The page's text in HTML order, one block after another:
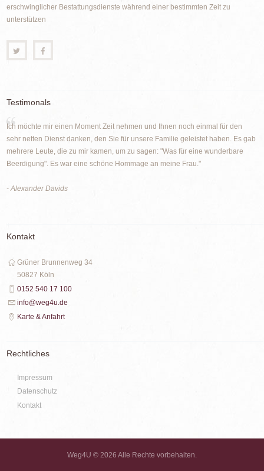
erschwinglicher Bestattungsdienste während einer bestimmten Zeit zu
unterstützen
Testimonals
Ich möchte mir einen Moment Zeit nehmen und Ihnen noch einmal für den
sehr netten Dienst danken, den Sie für unsere Familie geleistet haben. Es gab
mehrere Leute, die zu mir kamen, um zu sagen: "Was für eine wunderbare
Beerdigung". Es war eine schöne Hommage an meine Frau."
- Alexander Davids
Kontakt
Grüner Brunnenweg 34
50827 Köln
0152 540 17 100
info@weg4u.de
Karte & Anfahrt
Rechtliches
Impressum
Datenschutz
Kontakt
Weg4U © 2026 Alle Rechte vorbehalten.